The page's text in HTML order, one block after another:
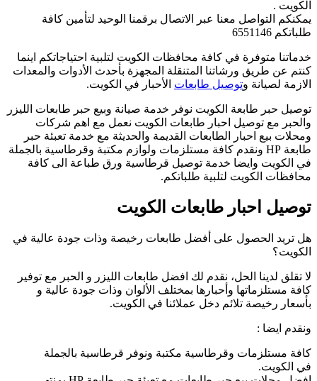
الكويت .
يمكنكم التواصل معنا عبر الاتصال برقمنا الوحيد لتأمين كافة
طلباتكم 6551146
خدماتنا متوفرة في كافة محافظات الكويت لتلبية احتياجاتكم اينما
كنتم عن طريق ورشاتنا المتنقلة المجهزة بأحدث الأدوات والمعدات
الازمة لصيانة وتوصيل طابعات الأحبار في الكويت.
توصيل حبر طابعة الكويت نوفر خدمة صيانة وبيع حبر طابعات الليزر
والحبر مع توصيل احبار طابعات الكويت نعمل مع اهم شركات
ومحلات بيع احبار الطابعات القديمة والحديثة مع خدمة تعبئة حبر
طابعة HP ونقدم كافة مستلزمات ولوازم مكتبة وقرطاسية بالجملة
في الكويت وايضا خدمة توصيل قرطاسية ورق طباعة الى كافة
محافظات الكويت لتلبية طلباتكم.
توصيل احبار طابعات الكويت
هل تريد الحصول على أفضل طابعات رخيصة وذات جودة عالية في
الكويت؟
لا تقلق لدينا الحل، نقدم لك افضل طابعات الليزر و الحبر مع توفير
كافة مستلزماتها وأحبارها بمختلف الألوان وذات جودة عالية و
بأسعار رخيصة تلائم دخل عملائنا في الكويت.
ونقدم ايضا :
كافة مستلزمات وقرطاسية مكتبة ونوفر قرطاسية بالجملة
في الكويت.